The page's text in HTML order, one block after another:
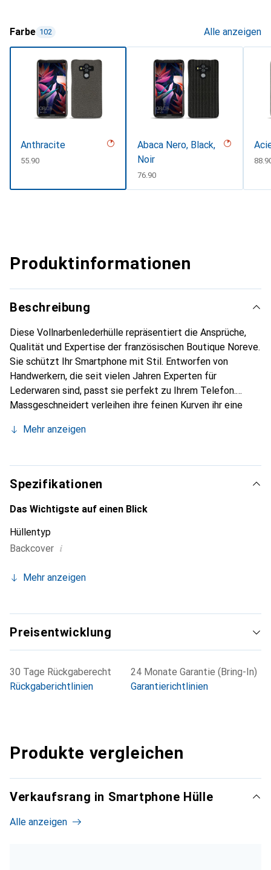
Farbe 102 Alle anzeigen
Anthracite
CHF
55.90
Abaca Nero, Black,
Noir
CHF
76.90
CHF
Produktinformationen
Beschreibung
Diese Vollnarbenlederhülle repräsentiert die Ansprüche,
Qualität und Expertise der französischen Boutique Noreve.
Sie schützt Ihr Smartphone mit Stil. Entworfen von
Handwerkern, die seit vielen Jahren Experten für
Lederwaren sind, passt sie perfekt zu Ihrem Telefon.
Massgeschneidert verleihen ihre feinen Kurven ihr eine
unverzichtbaren Accessoire Ihres Smartphones.
die Marke Noreve eine sichere Wahl für eine
anspruchsvolle Klientel.
Mehr anzeigen
Spezifikationen
Das Wichtigste auf einen Blick
Hüllentyp
Backcover i
Mehr anzeigen
Preisentwicklung
30 Tage Rückgaberecht
Rückgaberichtlinien
24 Monate Garantie (Bring-In)
Garantierichtlinien
Produkte vergleichen
Verkaufsrang in Smartphone Hülle
Alle anzeigen